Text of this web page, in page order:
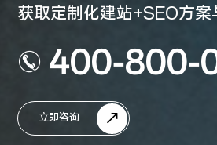
获取定制化建站+SEO方案
400-800-
立即咨询